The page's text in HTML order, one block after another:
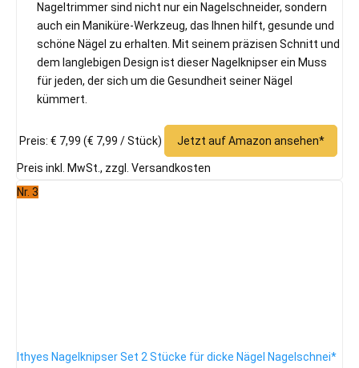
Nageltrimmer sind nicht nur ein Nagelschneider, sondern
auch ein Maniküre-Werkzeug, das Ihnen hilft, gesunde und
schöne Nägel zu erhalten. Mit seinem präzisen Schnitt und
dem langlebigen Design ist dieser Nagelknipser ein Muss
für jeden, der sich um die Gesundheit seiner Nägel
kümmert.
Preis: € 7,99 (€ 7,99 / Stück) Jetzt auf Amazon ansehen*
Preis inkl. MwSt., zzgl. Versandkosten
Nr. 3
Ithyes Nagelknipser Set 2 Stücke für dicke Nägel Nagelschnei*